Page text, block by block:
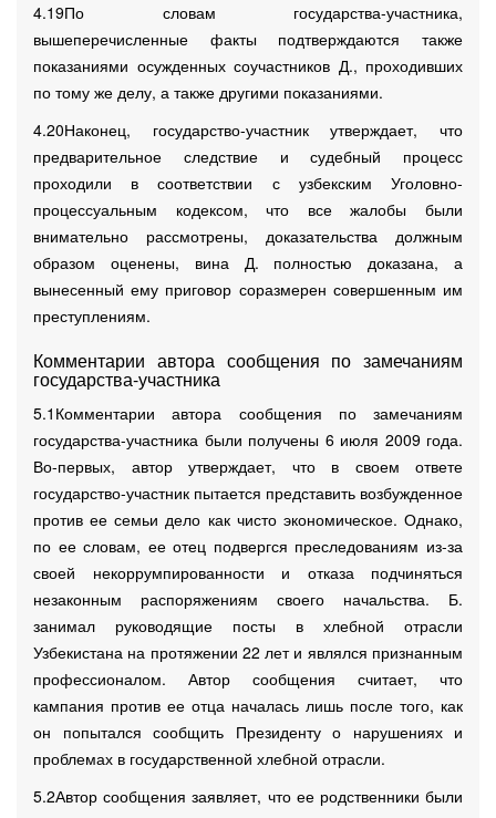
4.19По словам государства-участника,
вышеперечисленные факты подтверждаются также
показаниями осужденных соучастников Д., проходивших
по тому же делу, а также другими показаниями.
4.20Наконец, государство-участник утверждает, что
предварительное следствие и судебный процесс
проходили в соответствии с узбекским Уголовно-
процессуальным кодексом, что все жалобы были
внимательно рассмотрены, доказательства должным
образом оценены, вина Д. полностью доказана, а
вынесенный ему приговор соразмерен совершенным им
преступлениям.
Комментарии автора сообщения по замечаниям
государства-участника
5.1Комментарии автора сообщения по замечаниям
государства-участника были получены 6 июля 2009 года.
Во-первых, автор утверждает, что в своем ответе
государство-участник пытается представить возбужденное
против ее семьи дело как чисто экономическое. Однако,
по ее словам, ее отец подвергся преследованиям из-за
своей некоррумпированности и отказа подчиняться
незаконным распоряжениям своего начальства. Б.
занимал руководящие посты в хлебной отрасли
Узбекистана на протяжении 22 лет и являлся признанным
профессионалом. Автор сообщения считает, что
кампания против ее отца началась лишь после того, как
он попытался сообщить Президенту о нарушениях и
проблемах в государственной хлебной отрасли.
5.2Автор сообщения заявляет, что ее родственники были